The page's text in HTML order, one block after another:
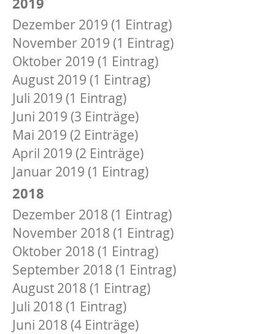
Dezember 2019 (1 Eintrag)
November 2019 (1 Eintrag)
Oktober 2019 (1 Eintrag)
August 2019 (1 Eintrag)
Juli 2019 (1 Eintrag)
Juni 2019 (3 Einträge)
Mai 2019 (2 Einträge)
April 2019 (2 Einträge)
Januar 2019 (1 Eintrag)
2018
Dezember 2018 (1 Eintrag)
November 2018 (1 Eintrag)
Oktober 2018 (1 Eintrag)
September 2018 (1 Eintrag)
August 2018 (1 Eintrag)
Juli 2018 (1 Eintrag)
Juni 2018 (4 Einträge)